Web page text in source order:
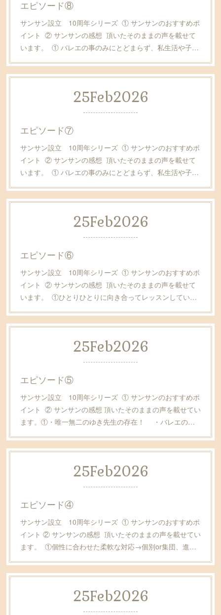
エピソード⑧
サンサン設立 10周年シリーズ ① サンサンのおすすめポ
イント ② サンサンの感想 頂いたそのままの声を載せて
います。 ① バレエの事のみにとどまらず、私生活や子…
25Feb2026
エピソード⑦
サンサン設立 10周年シリーズ ① サンサンのおすすめポ
イント ② サンサンの感想 頂いたそのままの声を載せて
います。 ① バレエの事のみにとどまらず、私生活や子…
25Feb2026
エピソード⑥
サンサン設立 10周年シリーズ ① サンサンのおすすめポ
イント ② サンサンの感想 頂いたそのままの声を載せて
います。 ①ひとりひとりに向き合ってレッスンしてい…
25Feb2026
エピソード⑤
サンサン設立 10周年シリーズ ① サンサンのおすすめポ
イント ② サンサンの感想 頂いたそのままの声を載せてい
ます。①・唯一無二のゆき先生の存在！ ・バレエの…
25Feb2026
エピソード④
サンサン設立 10周年シリーズ ① サンサンのおすすめポ
イント ② サンサンの感想 頂いたそのままの声を載せてい
ます。 ①個性に合わせた柔軟な対応→個別or集団、進…
25Feb2026